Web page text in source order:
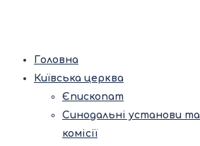
Головна
Київська церква
Єпископат
Синодальні установи та
комісії